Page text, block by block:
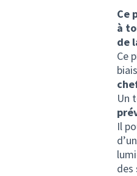
Ce
à
de
Ce
Un
Il
des